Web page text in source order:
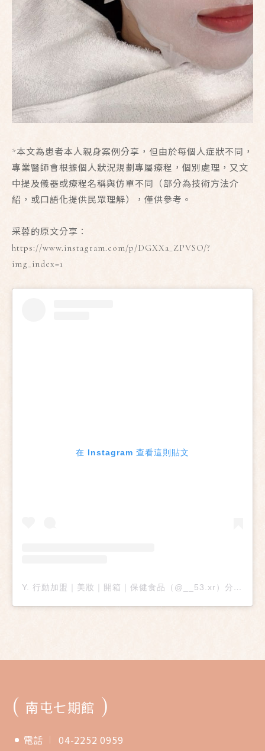
*本文為患者本人親身案例分享，但由於每個人症狀不同，
專業醫師會根據個人狀況規劃專屬療程，個別處理，又文
中提及儀器或療程名稱與仿單不同（部分為技術方法介
紹，或口語化提供民眾理解），僅供參考。
采蓉的原文分享：
https://www.instagram.com/p/DGXXa_ZPVSO/?
img_index=1
在 Instagram 查看這則貼文
Y. 行動加盟｜美妝｜開箱｜保健食品（@__53.xr）分享的貼文
( 南屯七期館 )
電話
04-2252 0959